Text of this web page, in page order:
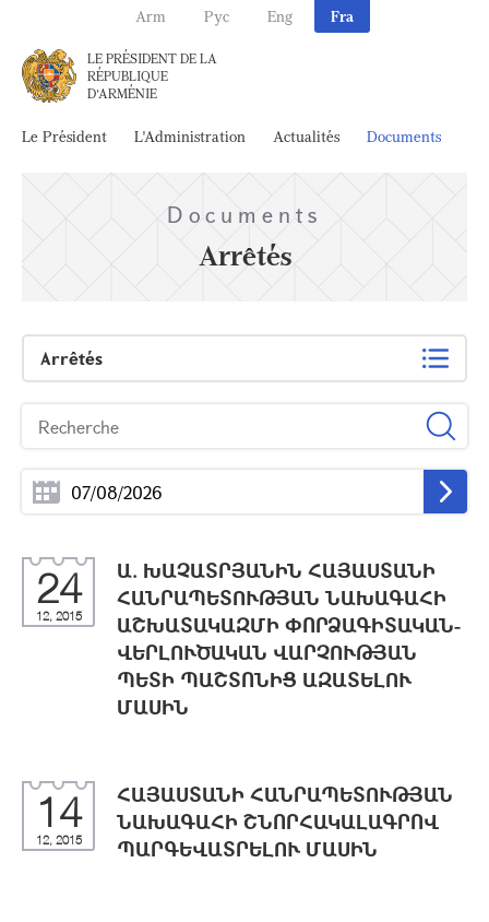
Arm Рус Eng Fra
LE PRÉSIDENT DE LA
RÉPUBLIQUE
D'ARMÉNIE
Le Président L'Administration Actualités Documents
Documents
Arrêtés
Arrêtés
24
12, 2015
Ա. ԽԱՉԱՏՐՅԱՆԻՆ ՀԱՅԱՍՏԱՆԻ
ՀԱՆՐԱՊԵՏՈՒԹՅԱՆ ՆԱԽԱԳԱՀԻ
ԱՇԽԱՏԱԿԱԶՄԻ ՓՈՐՁԱԳԻՏԱԿԱՆ-
ՎԵՐԼՈՒԾԱԿԱՆ ՎԱՐՉՈՒԹՅԱՆ
ՊԵՏԻ ՊԱՇՏՈՆԻՑ ԱԶԱՏԵԼՈՒ
ՄԱՍԻՆ
14
12, 2015
ՀԱՅԱՍՏԱՆԻ ՀԱՆՐԱՊԵՏՈՒԹՅԱՆ
ՆԱԽԱԳԱՀԻ ՇՆՈՐՀԱԿԱԼԱԳՐՈՎ
ՊԱՐԳԵՎԱՏՐԵԼՈՒ ՄԱՍԻՆ